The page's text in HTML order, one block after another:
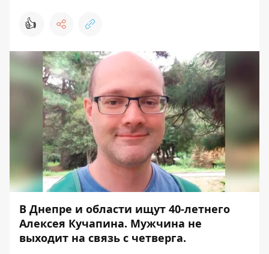
👍
В Днепре и области ищут 40-летнего
Алексея Кучапина. Мужчина не
выходит на связь с четверга.